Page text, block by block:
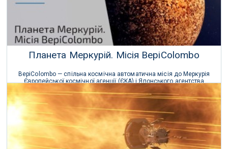
Планета Меркурій. Місія BepiColombo
BepiColombo — спільна космічна автоматична місія до Меркурія
Європейської космічної агенції (ЄKA) і Японського агентства
аерокосмічних досліджень (JAXA).